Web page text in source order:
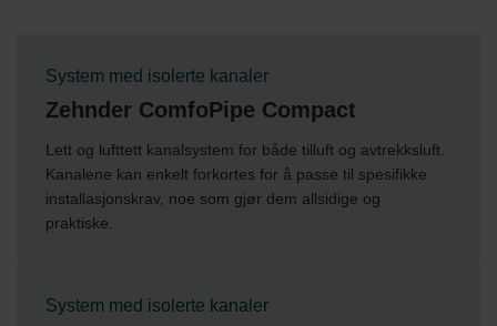
System med isolerte kanaler
Zehnder ComfoPipe Compact
Lett og lufttett kanalsystem for både tilluft og avtrekksluft.
Kanalene kan enkelt forkortes for å passe til spesifikke
installasjonskrav, noe som gjør dem allsidige og
praktiske.
System med isolerte kanaler